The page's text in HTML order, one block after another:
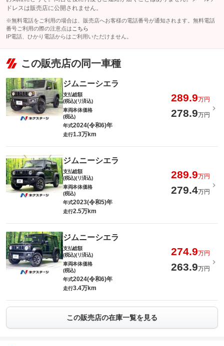
ドレスは販売店に公開されません。
※無料電話をご利用の場合は、販売店へお客様の電話番号が通知されます。無料電話
番号ご利用の際の注意点は こちら
IP電話、ひかり電話からはご利用いただけません。
この販売店の同一車種
ジムニーシエラ
支払総額
(税込)(リ済込)
289.9万円
車両本体価格
(税込)
278.9万円
年式2024(令和6)年
走行1.3万km
ジムニーシエラ
支払総額
(税込)(リ済込)
289.9万円
車両本体価格
(税込)
279.4万円
年式2023(令和5)年
走行2.5万km
ジムニーシエラ
支払総額
(税込)(リ済込)
274.9万円
車両本体価格
(税込)
263.9万円
年式2024(令和6)年
走行3.4万km
この販売店の在庫一覧を見る